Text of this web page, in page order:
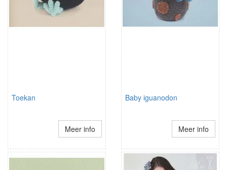
Toekan
Meer info
Baby iguanodon
Meer info